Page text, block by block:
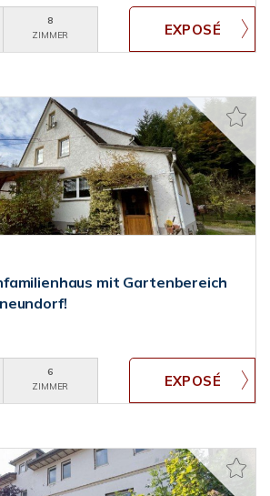
8
ZIMMER
mit Gartenbereich
6
ZIMMER